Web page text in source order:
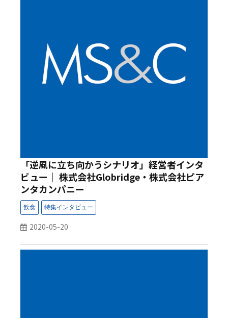
「逆風に立ち向かうシナリオ」経営者インタ
ビュー｜ 株式会社Globridge・株式会社ピア
ンタカンパニー
2020-05-20